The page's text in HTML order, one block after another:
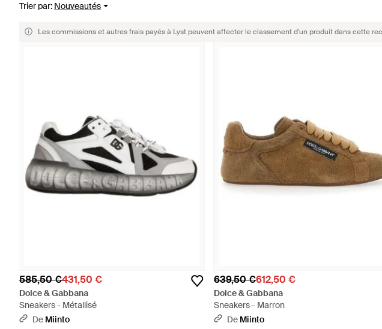
Trier par: Nouveautés
Les commissions et autres frais payés à Lyst peuvent affecter le classement d'un produit dans cette
585,50 €431,50 €
Dolce & Gabbana
Sneakers - Métallisé
De Miinto
639,50 €612,50 €
Dolce & Gabbana
Sneakers - Marron
De Miinto